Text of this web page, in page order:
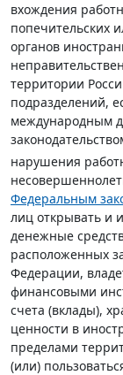
вхождения
попечительских
органов
территории
подразделений,
международным
нарушения
Федеральным
лиц открывать и
денежные
расположенных
Федерации,
финансовыми
счета (вклады),
ценности в
пределами
(или)